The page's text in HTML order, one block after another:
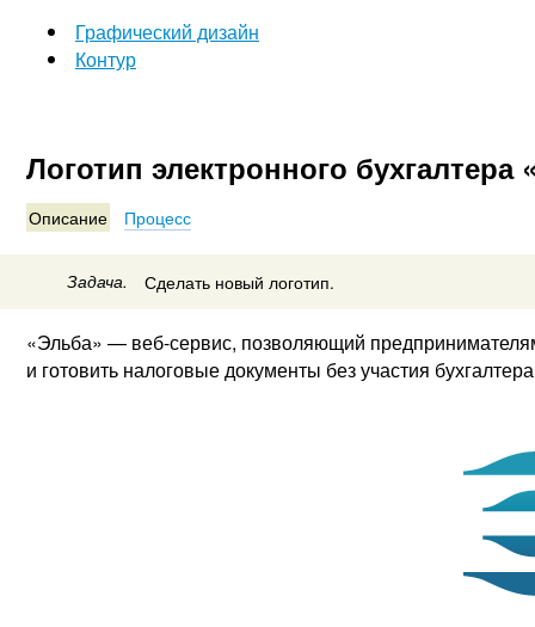
Графический дизайн
Контур
Логотип электронного бухгалтера
Описание Процесс
Задача. Сделать новый логотип.
«Эльба» — веб-сервис, позволяющий
и готовить налоговые документы без участия